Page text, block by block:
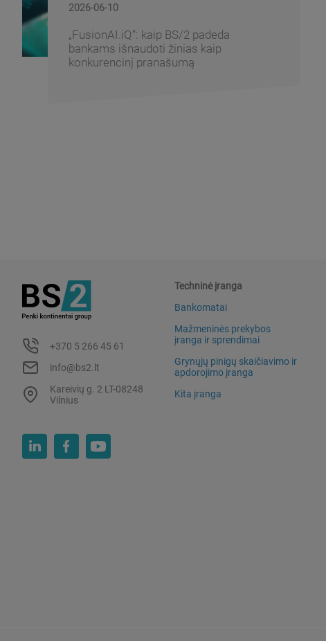
2026-06-08
BS/2 ir Centrinės Azijos finansinių
technologijų asociacija pasirašė
bendradarbiavimo memorandumą
+370 5 266 45 61
info@bs2.lt
Kareivių g. 2 LT-08248
Vilnius
Techninė įranga
Bankomatai
Mažmeninės prekybos
įranga ir sprendimai
Grynųjų pinigų skaičiavimo ir
apdorojimo įranga
Kita įranga